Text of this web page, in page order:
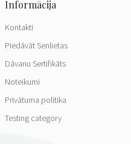
Kontakti
Piedāvāt Senlietas
Dāvanu Sertifikāts
Noteikumi
Privātuma politika
Testing category